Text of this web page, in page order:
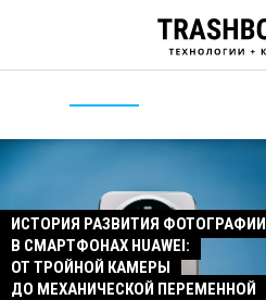
ИСТОРИЯ РАЗВИТИЯ ФОТОГРАФИИ
В СМАРТФОНАХ HUAWEI:
ОТ ТРОЙНОЙ КАМЕРЫ
ДО МЕХАНИЧЕСКОЙ ПЕРЕМЕННОЙ